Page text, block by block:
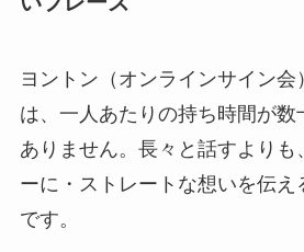
ヨントン（オンラインサイン会
は、一人あたりの持ち時間が
ありません。長々と話すよりも
ーに・ストレートな想いを伝え
です。